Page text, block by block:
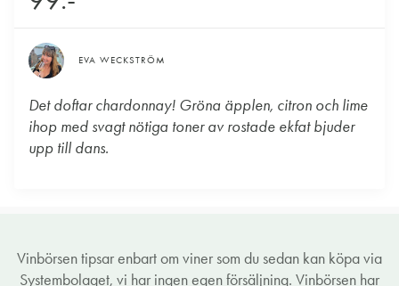
EVA WECKSTRÖM
Det doftar chardonnay! Gröna äpplen, citron och lime
ihop med svagt nötiga toner av rostade ekfat bjuder
upp till dans.
Vinbörsen tipsar enbart om viner som du sedan kan köpa via
Systembolaget, vi har ingen egen försäljning. Vinbörsen har